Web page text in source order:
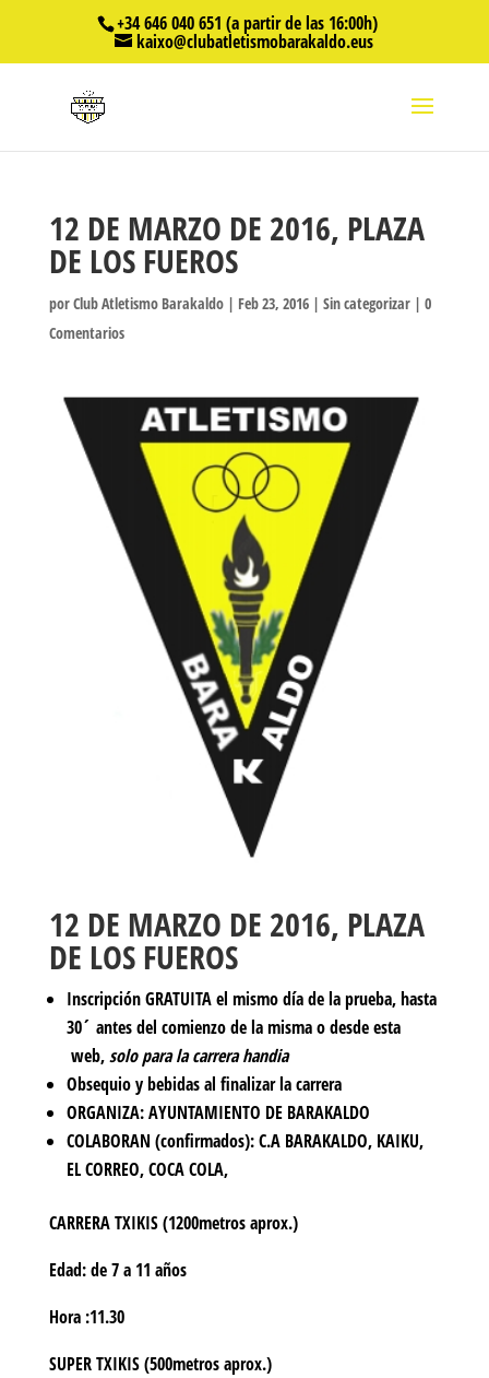
+34 646 040 651 (a partir de las 16:00h)
kaixo@clubatletismobarakaldo.eus
12 DE MARZO DE 2016, PLAZA
DE LOS FUEROS
porClub Atletismo Barakaldo| Feb 23, 2016| Sin categorizar| 0
Comentarios
12 DE MARZO DE 2016, PLAZA
DE LOS FUEROS
Inscripción GRATUITA el mismo día de la prueba, hasta
30´ antes del comienzo de la misma o desde esta
web,solo para la carrera handia
Obsequio y bebidas al finalizar la carrera
ORGANIZA: AYUNTAMIENTO DE BARAKALDO
COLABORAN (confirmados): C.A BARAKALDO, KAIKU,
EL CORREO, COCA COLA,
CARRERA TXIKIS(1200metros aprox.)
Edad: de 7 a 11 años
Hora :11.30
SUPER TXIKIS(500metros aprox.)